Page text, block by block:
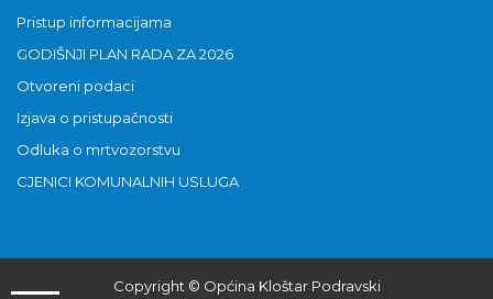
Pristup informacijama
GODIŠNJI PLAN RADA ZA 2026
Otvoreni podaci
Izjava o pristupačnosti
Odluka o mrtvozorstvu
CJENICI KOMUNALNIH USLUGA
Copyright © Općina Kloštar Podravski